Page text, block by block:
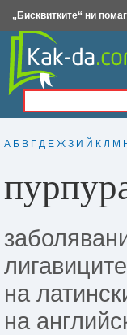
А Б В Г Д Е Ж З И Й К Л М
на
на
Insert.bg Framar.bg
„Бисквитките“ ни